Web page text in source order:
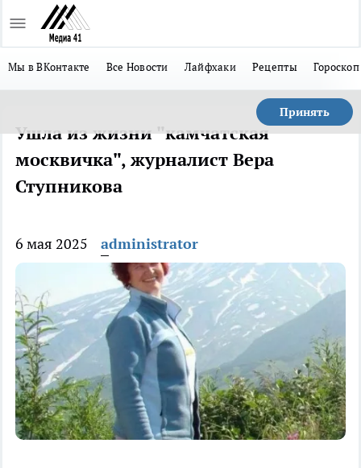
Мы в ВКонтакте Все Новости Лайфхаки Рецепты Гороскоп
Принять
Ушла из жизни "камчатская
москвичка", журналист Вера
Ступникова
6 мая 2025 administrator